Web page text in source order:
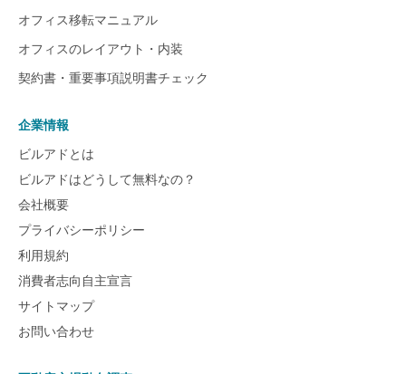
オフィス移転マニュアル
オフィスのレイアウト・内装
契約書・重要事項説明書チェック
企業情報
ビルアドとは
ビルアドはどうして無料なの？
会社概要
プライバシーポリシー
利用規約
消費者志向自主宣言
サイトマップ
お問い合わせ